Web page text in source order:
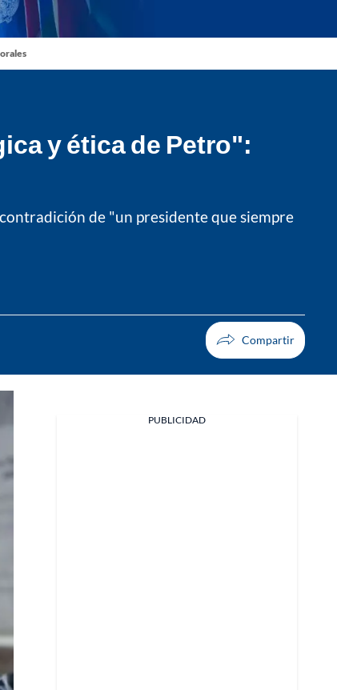
y ética de Petro":
de "un presidente que siempre
PUBLICIDAD